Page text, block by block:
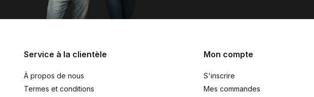
Service à la clientèle
À propos de nous
Termes et conditions
Mon compte
S'inscrire
Mes commandes